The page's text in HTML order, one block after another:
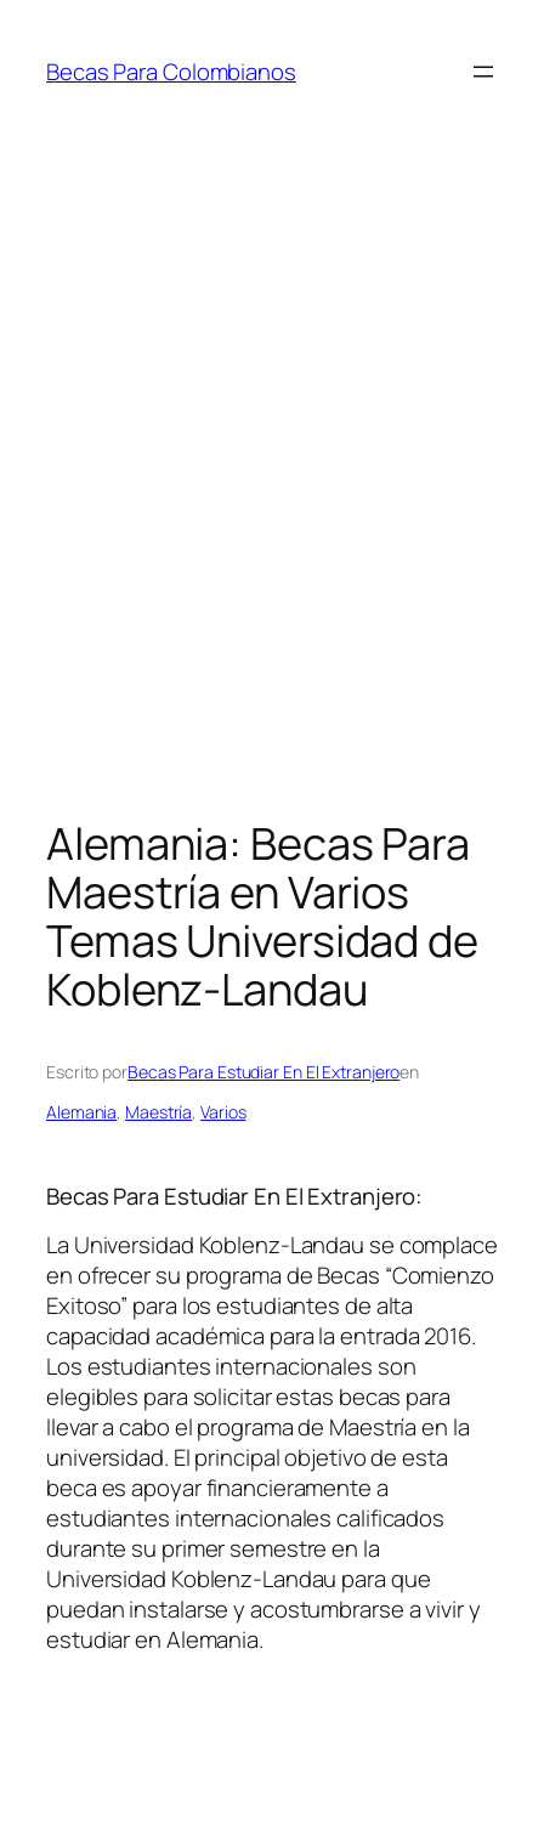
contenido
Becas Para Colombianos
Alemania: Becas Para
Maestría en Varios
Temas Universidad de
Koblenz-Landau
Escrito porBecas Para Estudiar En El Extranjeroen
Alemania, Maestría, Varios
Becas Para Estudiar En El Extranjero:
La Universidad Koblenz-Landau se complace
en ofrecer su programa de Becas “Comienzo
Exitoso” para los estudiantes de alta
capacidad académica para la entrada 2016.
Los estudiantes internacionales son
elegibles para solicitar estas becas para
llevar a cabo el programa de Maestría en la
universidad. El principal objetivo de esta
beca es apoyar financieramente a
estudiantes internacionales calificados
durante su primer semestre en la
Universidad Koblenz-Landau para que
puedan instalarse y acostumbrarse a vivir y
estudiar en Alemania.